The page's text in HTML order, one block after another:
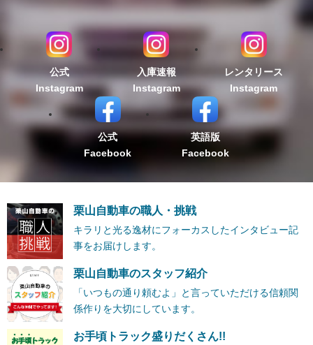
公式
Instagram
入庫速報
Instagram
レンタリース
Instagram
公式
Facebook
英語版
Facebook
栗山自動車の職人・挑戦
キラリと光る逸材にフォーカスしたインタビュー記
事をお届けします。
栗山自動車のスタッフ紹介
「いつもの通り頼むよ」と言っていただける信頼関
係作りを大切にしています。
お手頃トラック盛りだくさん!!